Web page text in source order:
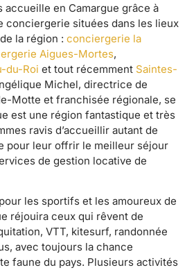
accueille en Camargue grâce à
conciergerie situées dans les lieux
la région : conciergerie la
Aigues-Mortes,
du-Roi et tout récemment Saintes-
Michel, directrice de
Motte et franchisée régionale, se
est une région fantastique et très
ravis d’accueillir autant de
pour leur offrir le meilleur séjour
de gestion locative de
les sportifs et les amoureux de
réjouira ceux qui rêvent de
VTT, kitesurf, randonnée
avec toujours la chance
faune du pays. Plusieurs activités